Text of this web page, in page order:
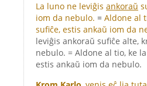
La luno ne leviĝis ankoraŭ
iom da nebulo. = Aldone al
sufiĉe, estis ankaŭ iom da
leviĝis ankoraŭ sufiĉe alte,
nebulo. = Aldone al tio, ke
estis ankaŭ iom da nebulo.